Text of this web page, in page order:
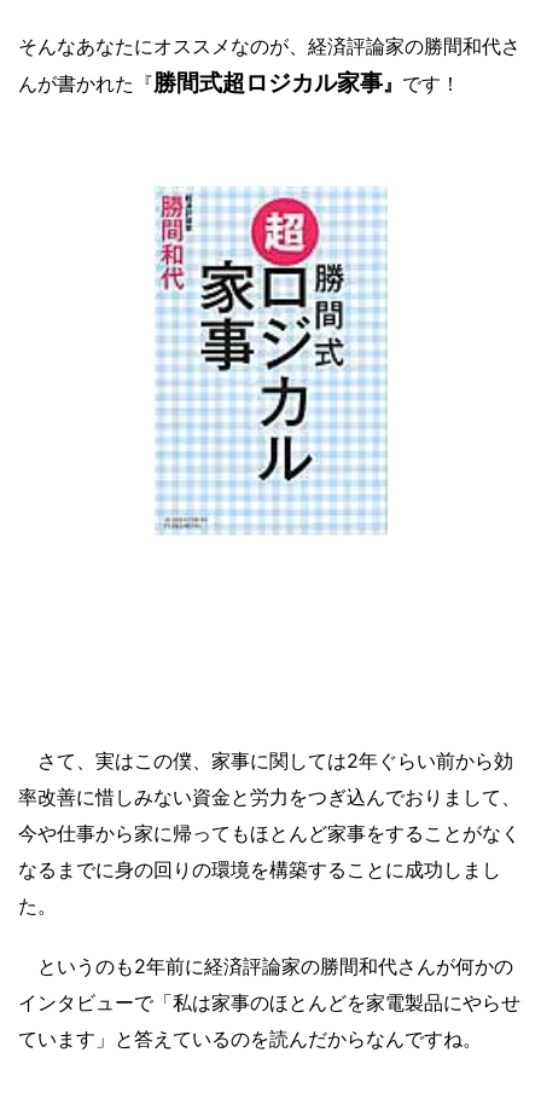
そんなあなたにオススメなのが、経済評論家の勝間和代さ
んが書かれた『勝間式超ロジカル家事』 です！
さて、実はこの僕、家事に関しては2年ぐらい前から効
率改善に惜しみない資金と労力をつぎ込んでおりまして、
今や仕事から家に帰ってもほとんど家事をすることがなく
なるまでに身の回りの環境を構築することに成功しまし
た。
というのも2年前に経済評論家の勝間和代さんが何かの
インタビューで「私は家事のほとんどを家電製品にやらせ
ています」と答えているのを読んだからなんですね。